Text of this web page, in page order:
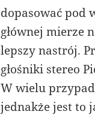
dopasować pod
głównej mierze
lepszy nastrój.
głośniki stereo
W wielu
jednakże jest to